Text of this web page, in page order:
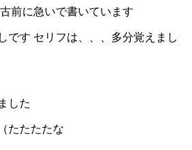
前に急いで書いています
です セリフは、、、多分覚えまし
した
たたたたな